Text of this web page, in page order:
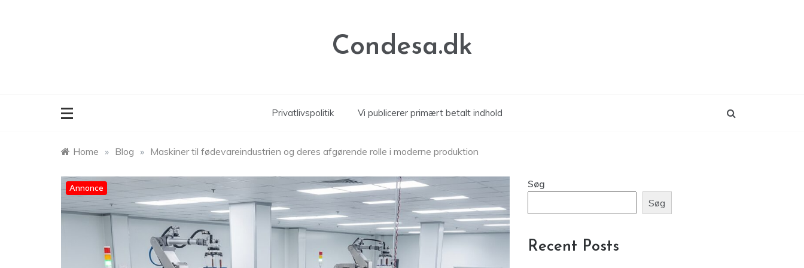
Condesa.dk
Privatlivspolitik Vi publicerer primært betalt indhold
Home » Blog » Maskiner til fødevareindustrien og deres afgørende rolle i moderne produktion
Annonce
Søg
Søg
Recent Posts